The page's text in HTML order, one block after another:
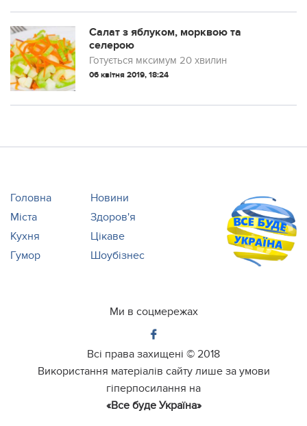
продукт, з яким потрібно рахува...
Салат з яблуком, морквою та
селерою
Готується мксимум 20 хвилин
06 квітня 2019, 18:24
Головна
Новини
Міста
Здоров'я
Кухня
Цікаве
Гумор
Шоубізнес
Ми в соцмережах
Всі права захищені © 2018
Використання матеріалів сайту лише за умови
гіперпосилання на
«Все буде Україна»